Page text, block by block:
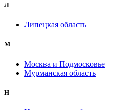
Л
Липецкая область
М
Москва и Подмосковье
Мурманская область
Н